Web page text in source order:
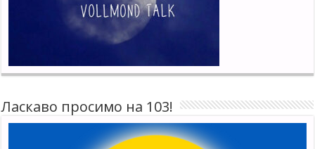
Ласкаво просимо на 103!